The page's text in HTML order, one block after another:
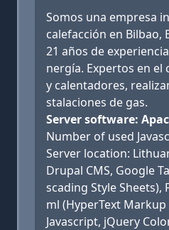
Somos una empresa
calefacción en Bilbao,
21 años de
nergía. Expertos en el
y calentadores,
stalaciones de gas.
Server software:
Number of used
Server location:
Drupal CMS, Google
scading Style Sheets),
ml (HyperText
Javascript, jQuery